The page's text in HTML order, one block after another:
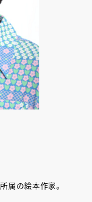
属の絵本作家。